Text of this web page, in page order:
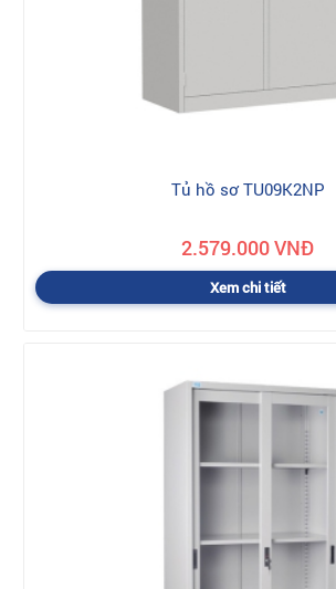
Tủ hồ sơ TU09K2NP
2.579.000 VNĐ
Xem chi tiết